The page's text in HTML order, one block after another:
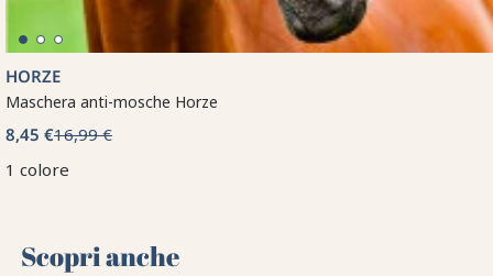
HORZE
Maschera anti-mosche Horze
8,45 €16,99 €
1 colore
Scopri anche 🌻